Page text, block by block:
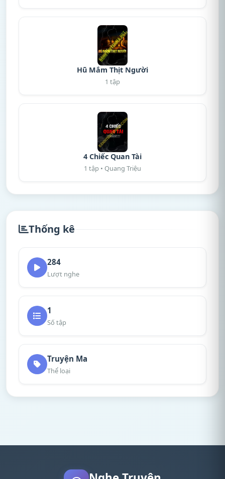
Hũ Mắm Thịt Người
1 tập
4 Chiếc Quan Tài
1 tập • Quang Triệu
Thống kê
284
Lượt nghe
1
Số tập
Truyện Ma
Thể loại